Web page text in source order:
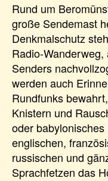
Rund um
große Sendemast
Denkmalschutz
Radio-
Senders
werden auch
Rundfunks
Knistern und
oder
englischen,
russischen und
Sprachfetzen das